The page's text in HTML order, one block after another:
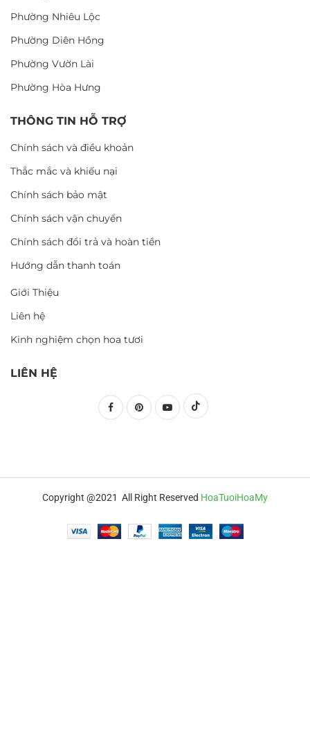
Phường Nhiêu Lộc
Phường Diên Hồng
Phường Vườn Lài
Phường Hòa Hưng
THÔNG TIN HỖ TRỢ
Chính sách và điều khoản
Thắc mắc và khiếu nại
Chính sách bảo mật
Chính sách vận chuyển
Chính sách đổi trả và hoàn tiền
Hướng dẫn thanh toán
Giới Thiệu
Liên hệ
Kinh nghiệm chọn hoa tươi
LIÊN HỆ
Copyright @2021 All Right Reserved HoaTuoiHoaMy